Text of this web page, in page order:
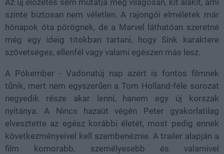
szinte biztosan nem véletlen. A rajongói elméletek már
hónapok óta pörögnek, de a Marvel láthatóan szeretné
még egy ideig titokban tartani, hogy Sink karaktere
szövetséges, ellenfél vagy valami egészen más lesz.
A Pókember - Vadonatúj nap azért is fontos filmnek
tűnik, mert nem egyszerűen a Tom Holland-féle sorozat
negyedik része akar lenni, hanem egy új korszak
nyitánya. A Nincs hazaút végén Peter gyakorlatilag
elvesztette az egész korábbi életét, most pedig ennek
következményeivel kell szembenéznie. A trailer alapján a
film komorabb, személyesebb és valamivel